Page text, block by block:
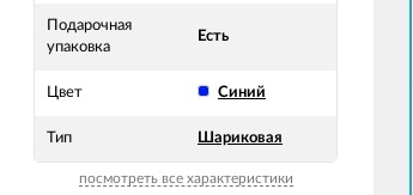
Подарочная
упаковка
Есть
Цвет Синий
Тип Шариковая
посмотреть все характеристики